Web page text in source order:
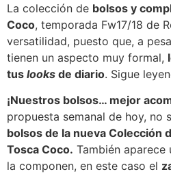
ENVÍOS GRATUITOS PARA PENÍNSULA Y
La colección de bolsos y
Coco, temporada Fw17/18 de
versatilidad, puesto que, a
tienen un aspecto muy formal,
tus looks de diario. Sigue
¡Nuestros bolsos… mejor
propuesta semanal de hoy, no
bolsos de la nueva Colección
Tosca Coco. También
la componen, en este caso el